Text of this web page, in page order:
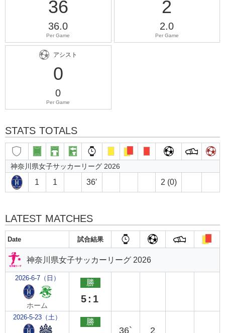
36
36.0
Per Game
2
2.0
Per Game
アシスト
0
0
Per Game
STATS TOTALS
神奈川県女子サッカーリーグ 2026
1 1 36′ 2 (0)
LATEST MATCHES
Date 試合結果
神奈川県女子サッカーリーグ 2026
2026-6-7（日）
ホーム
勝
5:1
2026-5-23（土）
勝
36` 2